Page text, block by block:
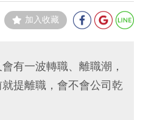
加入收藏
有一波轉職、離職潮，
提離職，會不會公司乾